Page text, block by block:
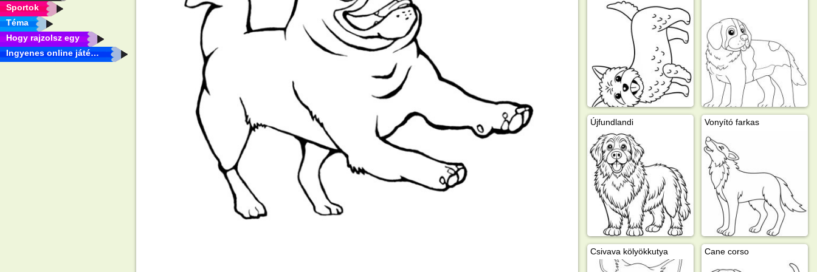
Sportok
Téma
Hogy rajzolsz egy
Ingyenes online játékok
Újfundlandi Vonyító farkas
Csivava kölyökkutya Cane corso